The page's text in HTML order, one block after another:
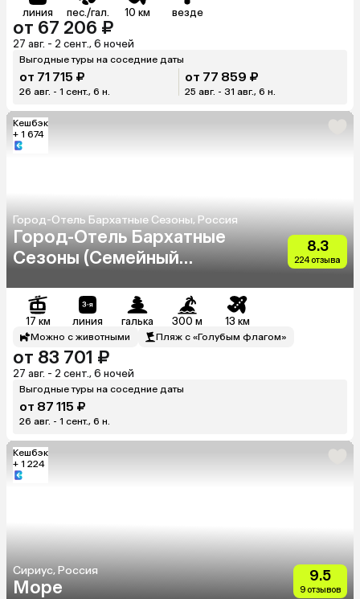
линия пес./гал. 10 км везде
от 67 206 ₽
27 авг. - 2 сент., 6 ночей
Выгодные туры на соседние даты
от 71 715 ₽
26 авг. - 1 сент., 6 н.
от 77 859 ₽
25 авг. - 31 авг., 6 н.
Кешбэк
+ 1 674
Город-Отель Бархатные Сезоны, Россия
Город-Отель Бархатные
Сезоны (Семейный
8.3
224 отзыва
17 км линия галька 300 м 13 км
Можно с животными Пляж с «Голубым флагом»
от 83 701 ₽
27 авг. - 2 сент., 6 ночей
Выгодные туры на соседние даты
от 87 115 ₽
26 авг. - 1 сент., 6 н.
Кешбэк
+ 1 224
Сириус, Россия
Море
9.5
9 отзывов